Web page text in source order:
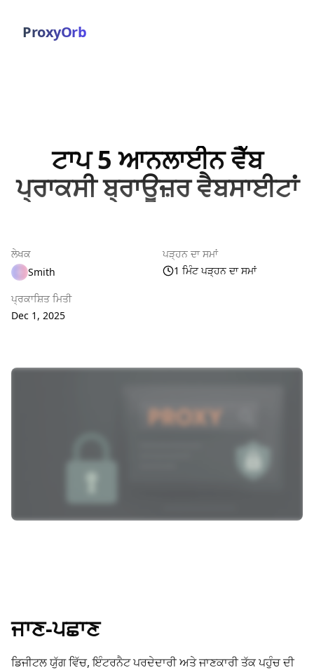
ProxyOrb
ਟਾਪ 5 ਆਨਲਾਈਨ ਵੈੱਬ
ਪ੍ਰਾਕਸੀ ਬ੍ਰਾਊਜ਼ਰ ਵੈਬਸਾਈਟਾਂ
ਲੇਖਕ
Smith
ਪੜ੍ਹਨ ਦਾ ਸਮਾਂ
1 ਮਿੰਟ ਪੜ੍ਹਨ ਦਾ ਸਮਾਂ
ਪ੍ਰਕਾਸ਼ਿਤ ਮਿਤੀ
Dec 1, 2025
ਜਾਣ-ਪਛਾਣ
ਡਿਜੀਟਲ ਯੁੱਗ ਵਿੱਚ, ਇੰਟਰਨੈਟ ਪਰਦੇਦਾਰੀ ਅਤੇ ਜਾਣਕਾਰੀ ਤੱਕ ਪਹੁੰਚ ਦੀ